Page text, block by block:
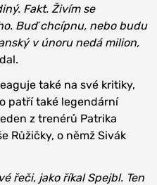
Fakt. Živím se
Buď chcípnu, nebo budu
v únoru nedá milion,
také na své kritiky,
patří také legendární
z trenérů Patrika
Růžičky, o němž Sivák
řeči, jako říkal Spejbl. Ten